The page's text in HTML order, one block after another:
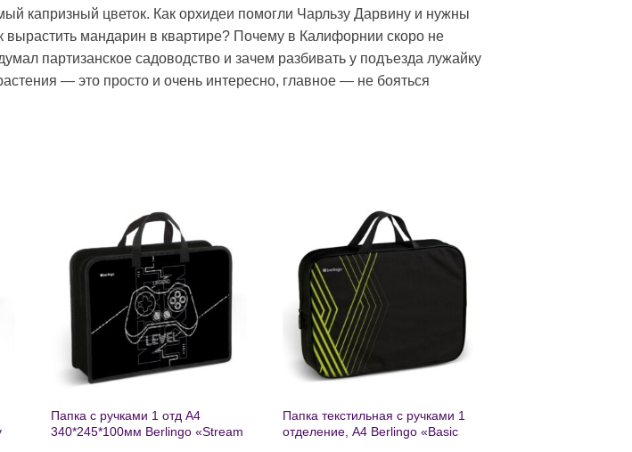
капризный цветок. Как орхидеи помогли Чарльзу Дарвину и нужны
мандарин в квартире? Почему в Калифорнии скоро не
партизанское садоводство и зачем разбивать у подъезда лужайку
— это просто и очень интересно, главное — не бояться
Добавить
в список
Папка с ручками 1 отд А4
340*245*100мм Berlingo «Stream
Добавить
Папка текстильная с ручками 1
отделение, А4 Berlingo «Basic